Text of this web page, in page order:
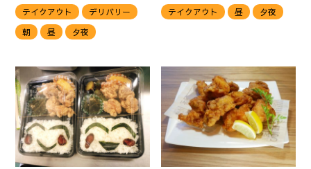
テイクアウト
デリバリー
朝
昼 夕夜
テイクアウト 昼 夕夜